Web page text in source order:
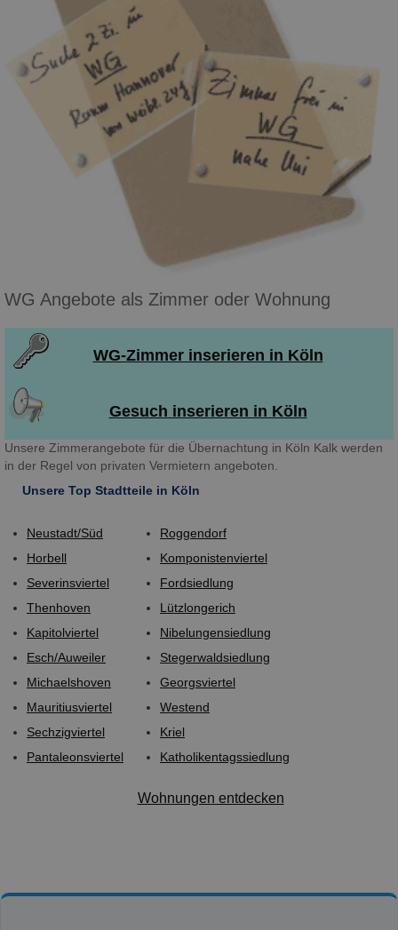
WG Angebote als Zimmer oder Wohnung
WG-Zimmer inserieren in Köln
Gesuch inserieren in Köln
Unsere Zimmerangebote für die Übernachtung in Köln Kalk werden
in der Regel von privaten Vermietern angeboten.
Unsere Top Stadtteile in Köln
Neustadt/Süd
Horbell
Severinsviertel
Thenhoven
Kapitolviertel
Esch/Auweiler
Michaelshoven
Mauritiusviertel
Sechzigviertel
Pantaleonsviertel
Roggendorf
Komponistenviertel
Fordsiedlung
Lützlongerich
Nibelungensiedlung
Stegerwaldsiedlung
Georgsviertel
Westend
Kriel
Katholikentagssiedlung
Wohnungen entdecken